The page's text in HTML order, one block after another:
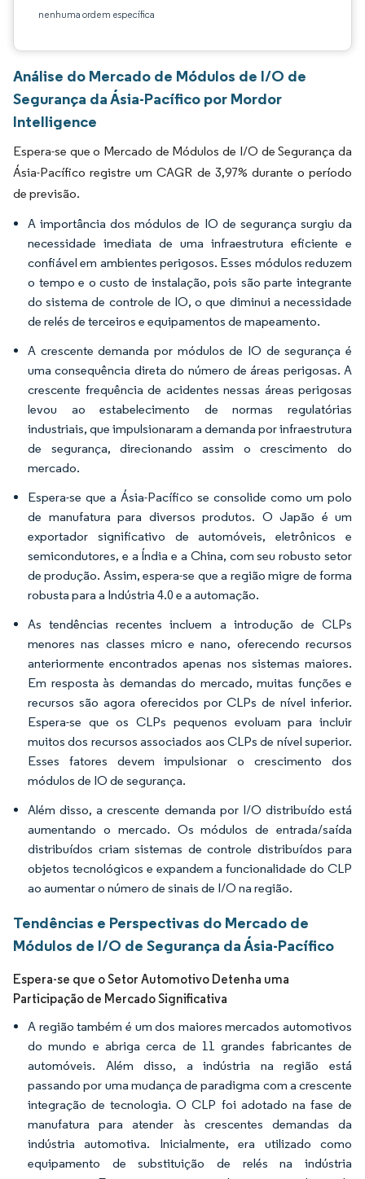
nenhuma ordem específica
Análise do Mercado de Módulos de I/O de
Segurança da Ásia-Pacífico por Mordor
Intelligence
Espera-se que o Mercado de Módulos de I/O de Segurança da
Ásia-Pacífico registre um CAGR de 3,97% durante o período
de previsão.
A importância dos módulos de IO de segurança surgiu da
necessidade imediata de uma infraestrutura eficiente e
confiável em ambientes perigosos. Esses módulos reduzem
o tempo e o custo de instalação, pois são parte integrante
do sistema de controle de IO, o que diminui a necessidade
de relés de terceiros e equipamentos de mapeamento.
A crescente demanda por módulos de IO de segurança é
uma consequência direta do número de áreas perigosas. A
crescente frequência de acidentes nessas áreas perigosas
levou ao estabelecimento de normas regulatórias
industriais, que impulsionaram a demanda por infraestrutura
de segurança, direcionando assim o crescimento do
mercado.
Espera-se que a Ásia-Pacífico se consolide como um polo
de manufatura para diversos produtos. O Japão é um
exportador significativo de automóveis, eletrônicos e
semicondutores, e a Índia e a China, com seu robusto setor
de produção. Assim, espera-se que a região migre de forma
robusta para a Indústria 4.0 e a automação.
As tendências recentes incluem a introdução de CLPs
menores nas classes micro e nano, oferecendo recursos
anteriormente encontrados apenas nos sistemas maiores.
Em resposta às demandas do mercado, muitas funções e
recursos são agora oferecidos por CLPs de nível inferior.
Espera-se que os CLPs pequenos evoluam para incluir
muitos dos recursos associados aos CLPs de nível superior.
Esses fatores devem impulsionar o crescimento dos
módulos de IO de segurança.
Além disso, a crescente demanda por I/O distribuído está
aumentando o mercado. Os módulos de entrada/saída
distribuídos criam sistemas de controle distribuídos para
objetos tecnológicos e expandem a funcionalidade do CLP
ao aumentar o número de sinais de I/O na região.
Tendências e Perspectivas do Mercado de
Módulos de I/O de Segurança da Ásia-Pacífico
Espera-se que o Setor Automotivo Detenha uma
Participação de Mercado Significativa
A região também é um dos maiores mercados automotivos
do mundo e abriga cerca de 11 grandes fabricantes de
automóveis. Além disso, a indústria na região está
passando por uma mudança de paradigma com a crescente
integração de tecnologia. O CLP foi adotado na fase de
manufatura para atender às crescentes demandas da
indústria automotiva. Inicialmente, era utilizado como
equipamento de substituição de relés na indústria